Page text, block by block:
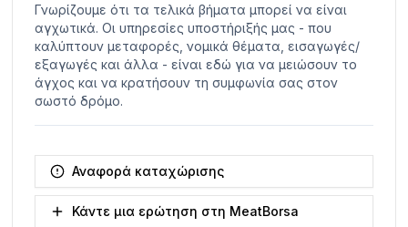
Γνωρίζουμε ότι τα τελικά βήματα μπορεί να είναι
αγχωτικά. Οι υπηρεσίες υποστήριξής μας - που
καλύπτουν μεταφορές, νομικά θέματα, εισαγωγές/
εξαγωγές και άλλα - είναι εδώ για να μειώσουν το
άγχος και να κρατήσουν τη συμφωνία σας στον
σωστό δρόμο.
Αναφορά καταχώρισης
Κάντε μια ερώτηση στη MeatBorsa